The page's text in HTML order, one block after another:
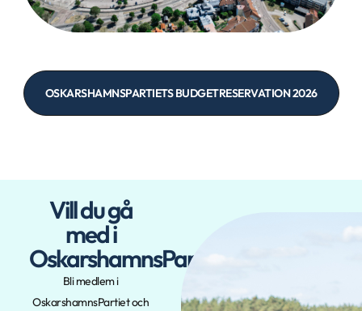
OSKARSHAMNSPARTIETS BUDGETRESERVATION 2026
Vill du gå
med i
OskarshamnsPartiet?
Bli medlem i
OskarshamnsPartiet och